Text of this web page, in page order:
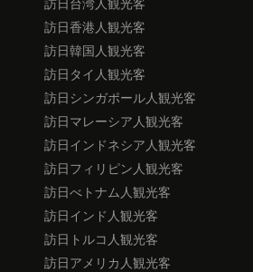
訪日香港人観光客
訪日韓国人観光客
訪日タイ人観光客
訪日シンガポール人観光客
訪日マレーシア人観光客
訪日インドネシア人観光客
訪日フィリピン人観光客
訪日べトナム人観光客
訪日インド人観光客
訪日トルコ人観光客
訪日アメリカ人観光客